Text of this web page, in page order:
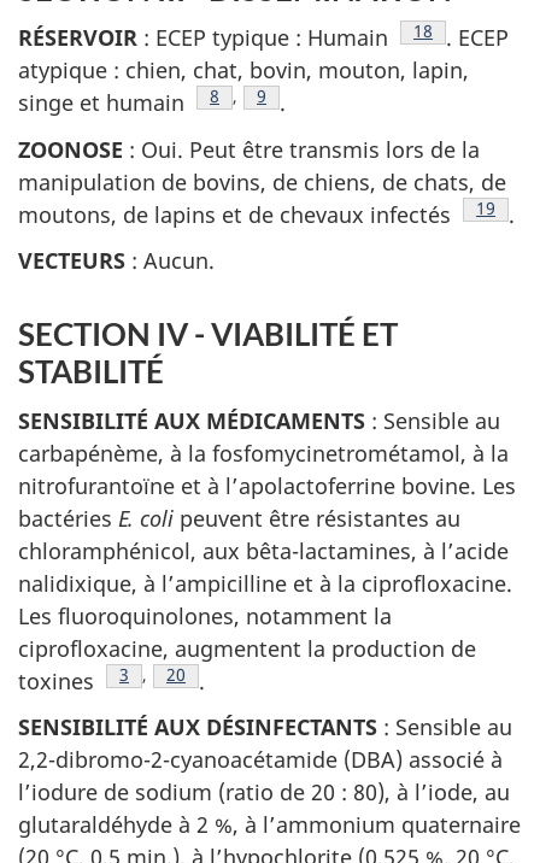
RÉSERVOIR : ECEP typique : Humain Note de bas
18
. ECEP
atypique : chien, chat, bovin, mouton, lapin,
singe et humain
Note de bas de page
8 , Note de bas de page
9
.
ZOONOSE : Oui. Peut être transmis lors de la
manipulation de bovins, de chiens, de chats, de
moutons, de lapins et de chevaux infectés
Note
19
.
VECTEURS : Aucun.
SECTION IV - VIABILITÉ ET
STABILITÉ
SENSIBILITÉ AUX MÉDICAMENTS : Sensible au
carbapénème, à la fosfomycine­trométamol, à la
nitrofurantoïne et à l’apolactoferrine bovine. Les
bactéries E. coli peuvent être résistantes au
chloramphénicol, aux bêta-lactamines, à l’acide
nalidixique, à l’ampicilline et à la ciprofloxacine.
Les fluoroquinolones, notamment la
ciprofloxacine, augmentent la production de
toxines
Note de bas de page
3 , Note de bas de page
20
.
SENSIBILITÉ AUX DÉSINFECTANTS : Sensible au
2,2-dibromo-2-cyanoacétamide (DBA) associé à
l’iodure de sodium (ratio de 20 : 80), à l’iode, au
glutaraldéhyde à 2 %, à l’ammonium quaternaire
(20 °C, 0,5 min.), à l’hypochlorite (0,525 %, 20 °C,